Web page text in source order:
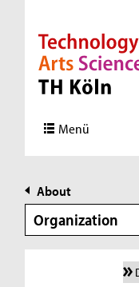
Direkt zur
Direkt zur
Direkt zum Inhalt
Direkt zum
Menü
About
Organization